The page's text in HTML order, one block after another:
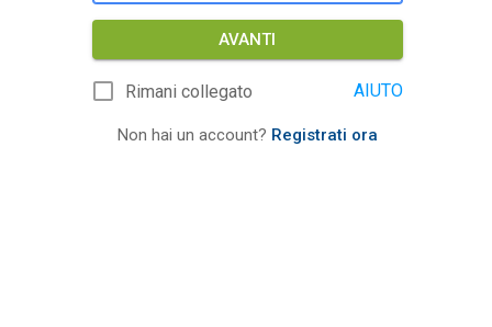
AVANTI
Rimani collegato AIUTO
Non hai un account? Registrati ora